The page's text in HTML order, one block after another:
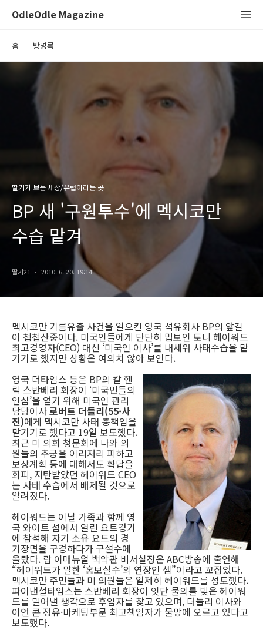
OdleOdle Magazine
홈 방명록
딸기가 보는 세상/유럽이라는 곳
BP 새 '구원투수'에 멕시코만
수습 맡겨
딸기21 2010. 6. 20. 19:14
멕시코만 기름유출 사건을 일으킨 영국 석유회사 BP의 앞길
이 첩첩산중이다. 미국인들에게 단단히 밉보인 토니 헤이워드
최고경영자(CEO) 대신 ‘미국인 이사’를 내세워 사태수습을 맡
기기로 했지만 상황은 여의치 않아 보인다.
영국 더타임스 등은 BP의 칼 헨
릭 스반베리 회장이 ‘미국민들의
인심’을 얻기 위해 미국인 관리
담당이사로버트 더들리(55·사
진)에게 멕시코만 사태 총책임을
맡기기로 했다고 19일 보도했다.
최근 미 의회 청문회에 나와 의
원들의 추궁을 이리저리 피하고
보상계획 등에 대해서도 확답을
회피, 지탄받았던 헤이워드 CEO
는 사태 수습에서 배제될 것으로
알려졌다.
헤이워드는 이날 가족과 함께 영
국 와이트 섬에서 열린 요트경기
에 참석해 자기 소유 요트의 경
기장면을 구경하다가 구설수에
올랐다. 람 이매뉴얼 백악관 비서실장은 ABC방송에 출연해
“헤이워드가 말한 ‘홍보실수’의 연장인 셈”이라고 꼬집었다.
멕시코만 주민들과 미 의원들은 일제히 헤이워드를 성토했다.
파이낸셜타임스는 스반베리 회장이 잇단 물의를 빚은 헤이워
드를 밀어낼 생각으로 후임자를 찾고 있으며, 더들리 이사와
이언 콘 정유·마케팅부문 최고책임자가 물망에 오르고 있다고
보도했다.